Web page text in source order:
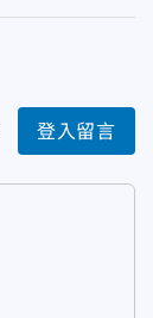
登入留言